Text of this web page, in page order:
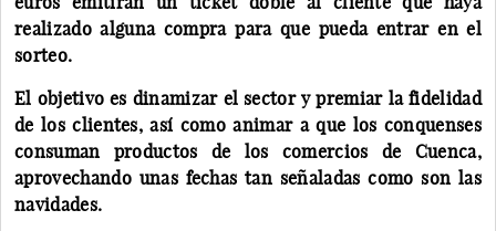
realizado alguna compra para que pueda entrar en el
sorteo.
El objetivo es dinamizar el sector y premiar la fidelidad
de los clientes, así como animar a que los conquenses
consuman productos de los comercios de Cuenca,
aprovechando unas fechas tan señaladas como son las
navidades.